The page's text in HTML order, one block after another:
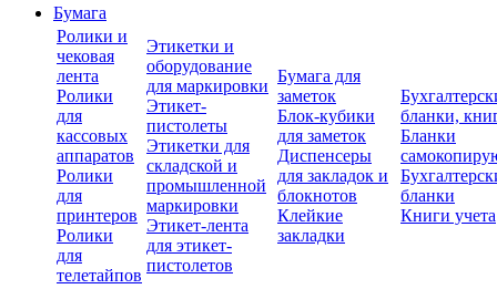
Бумага
Ролики и
чековая
лента
Ролики
для
кассовых
аппаратов
Ролики
для
принтеров
Ролики
для
телетайпов
Этикетки и
оборудование
для маркировки
Этикет-
пистолеты
Этикетки для
складской и
промышленной
маркировки
Этикет-лента
для этикет-
пистолетов
Бумага для
заметок
Блок-кубики
для заметок
Диспенсеры
для закладок и
блокнотов
Клейкие
закладки
бланки,
Бланки
бланки
Книги учета